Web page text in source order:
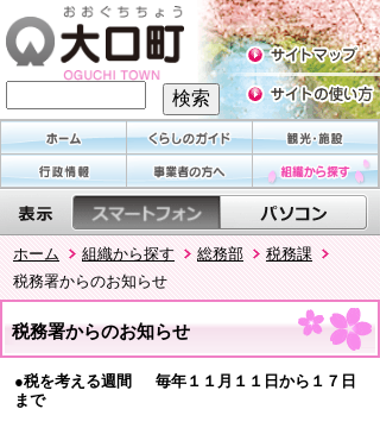
ホーム 組織から探す 総務部
税務課
税務署からのお知らせ
税務署からのお知らせ
●税を考える週間 毎年１１月１１日から１７日
まで